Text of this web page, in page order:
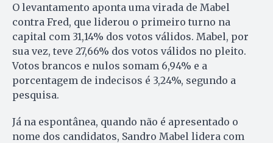
O levantamento aponta uma virada de Mabel
contra Fred, que liderou o primeiro turno na
capital com 31,14% dos votos válidos. Mabel, por
sua vez, teve 27,66% dos votos válidos no pleito.
Votos brancos e nulos somam 6,94% e a
porcentagem de indecisos é 3,24%, segundo a
pesquisa.
Já na espontânea, quando não é apresentado o
nome dos candidatos, Sandro Mabel lidera com